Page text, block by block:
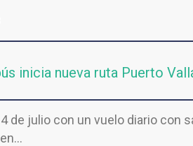
inicia nueva ruta Puerto
de julio con un vuelo diario con